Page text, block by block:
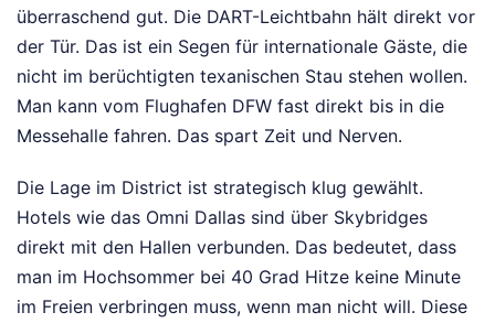
überraschend gut. Die DART-Leichtbahn hält direkt vor
der Tür. Das ist ein Segen für internationale Gäste, die
nicht im berüchtigten texanischen Stau stehen wollen.
Man kann vom Flughafen DFW fast direkt bis in die
Messehalle fahren. Das spart Zeit und Nerven.
Die Lage im District ist strategisch klug gewählt.
Hotels wie das Omni Dallas sind über Skybridges
direkt mit den Hallen verbunden. Das bedeutet, dass
man im Hochsommer bei 40 Grad Hitze keine Minute
im Freien verbringen muss, wenn man nicht will. Diese